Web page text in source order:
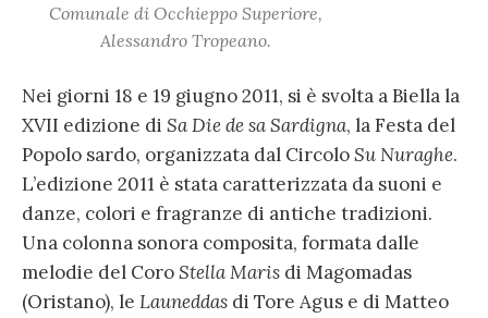
Comunale di Occhieppo Superiore,
Alessandro Tropeano.
Nei giorni 18 e 19 giugno 2011, si è svolta a Biella la
XVII edizione di Sa Die de sa Sardigna, la Festa del
Popolo sardo, organizzata dal CircoloSu Nuraghe.
L’edizione 2011 è stata caratterizzata da suoni e
danze, colori e fragranze di antiche tradizioni.
Una colonna sonora composita, formata dalle
melodie del CoroStella Maris di Magomadas
(Oristano), le Launeddas di Tore Agus e di Matteo